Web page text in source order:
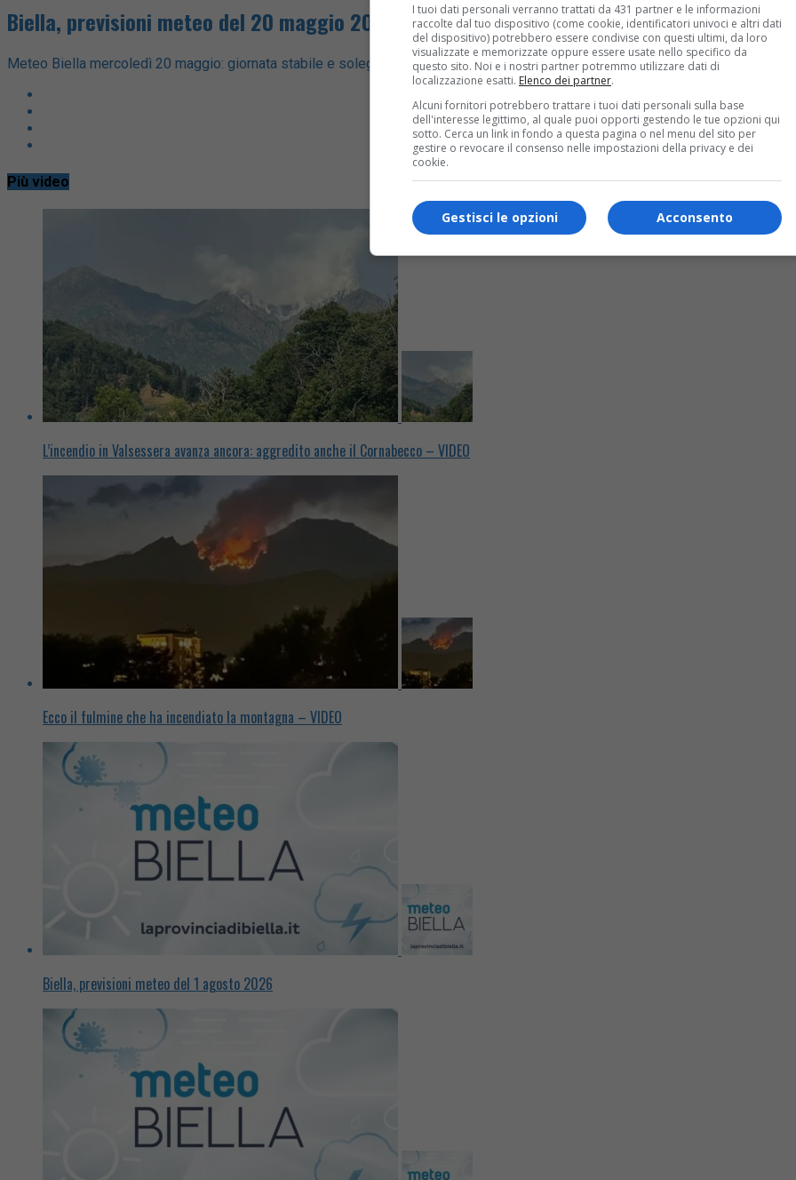
Biella, previsioni meteo del 20 maggio 2026
Meteo Biella mercoledì 20 maggio: giornata stabile e soleggiata con temperature fino a 24 gradi e clima mite su tutto il
Più video
L’incendio in Valsessera avanza ancora: aggredito anche il Cornabecco – VIDEO
Ecco il fulmine che ha incendiato la montagna – VIDEO
Biella, previsioni meteo del 1 agosto 2026
I tuoi dati personali verranno trattati da 431 partner e le informazioni
raccolte dal tuo dispositivo (come cookie, identificatori univoci e altri dati
del dispositivo) potrebbero essere condivise con questi ultimi, da loro
visualizzate e memorizzate oppure essere usate nello specifico da
questo sito. Noi e i nostri partner potremmo utilizzare dati di
localizzazione esatti. Elenco dei partner.
Alcuni fornitori potrebbero trattare i tuoi dati personali sulla base
dell'interesse legittimo, al quale puoi opporti gestendo le tue opzioni qui
sotto. Cerca un link in fondo a questa pagina o nel menu del sito per
gestire o revocare il consenso nelle impostazioni della privacy e dei
cookie.
Acconsento
Gestisci le opzioni